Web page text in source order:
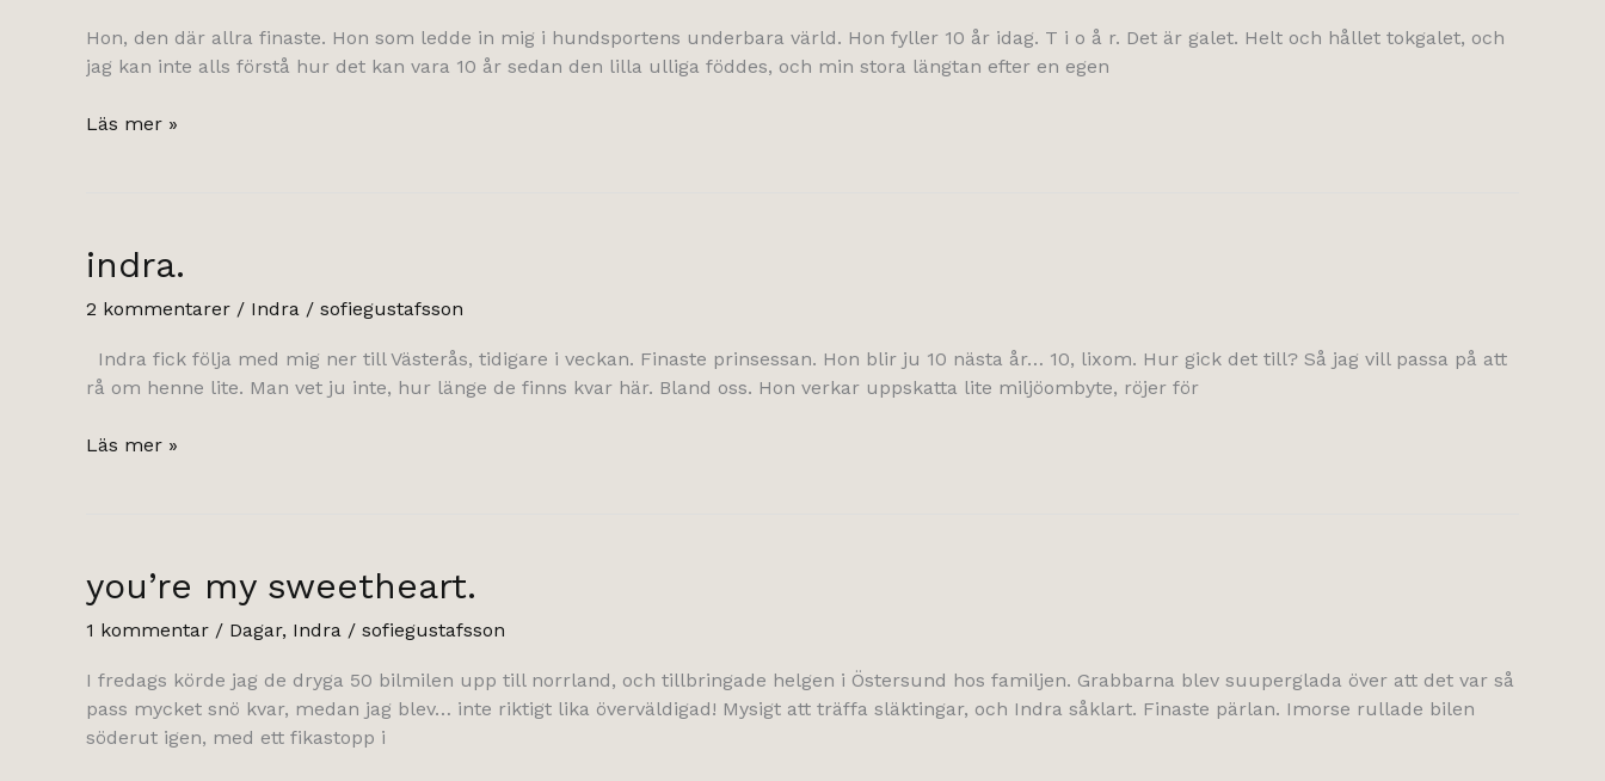
Hon, den där allra finaste. Hon som ledde in mig i hundsportens underbara värld. Hon fyller 10 år idag. T i o å r. Det är galet. Helt och hållet tokgalet, och
jag kan inte alls förstå hur det kan vara 10 år sedan den lilla ulliga föddes, och min stora längtan efter en egen
hur
tioåring.
Läs mer »
indra.
2 kommentarer / Indra / sofiegustafsson
Indra fick följa med mig ner till Västerås, tidigare i veckan. Finaste prinsessan. Hon blir ju 10 nästa år… 10, lixom. Hur gick det till? Så jag vill passa på att
rå om henne lite. Man vet ju inte, hur länge de finns kvar här. Bland oss. Hon verkar uppskatta lite miljöombyte, röjer för
indra.
Läs mer »
you’re my sweetheart.
1 kommentar / Dagar, Indra / sofiegustafsson
I fredags körde jag de dryga 50 bilmilen upp till norrland, och tillbringade helgen i Östersund hos familjen. Grabbarna blev suuperglada över att det var så
pass mycket snö kvar, medan jag blev… inte riktigt lika överväldigad! Mysigt att träffa släktingar, och Indra såklart. Finaste pärlan. Imorse rullade bilen
söderut igen, med ett fikastopp i